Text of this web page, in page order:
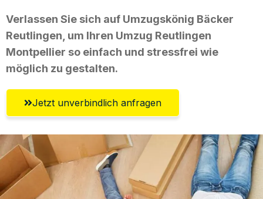
Verlassen Sie sich auf Umzugskönig Bäcker
Reutlingen, um Ihren Umzug Reutlingen
Montpellier so einfach und stressfrei wie
möglich zu gestalten.
Jetzt unverbindlich anfragen